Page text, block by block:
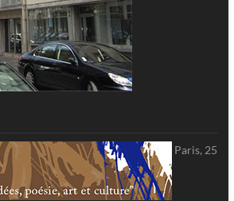
Paris, 25